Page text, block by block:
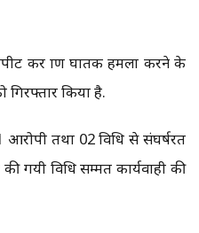
कर प्राण घातक हमला करने के
किया है.
आरोपी तथा 02 विधि से संघर्षरत
गयी विधि सम्मत कार्यवाही की